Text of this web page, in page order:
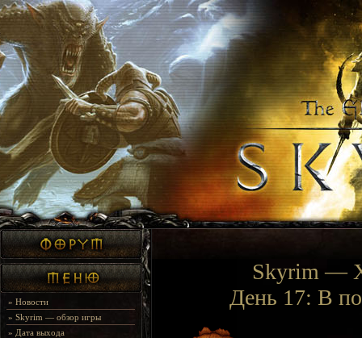
» Новости
» Skyrim — обзор игры
» Дата выхода
Skyrim —
День 17: В